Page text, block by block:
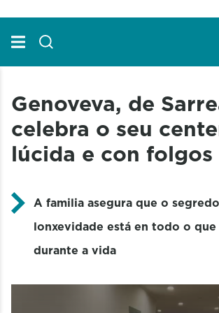
Genoveva, de
celebra o seu
lúcida e con folgos
A familia asegura que o
lonxevidade está en todo o
durante a vida